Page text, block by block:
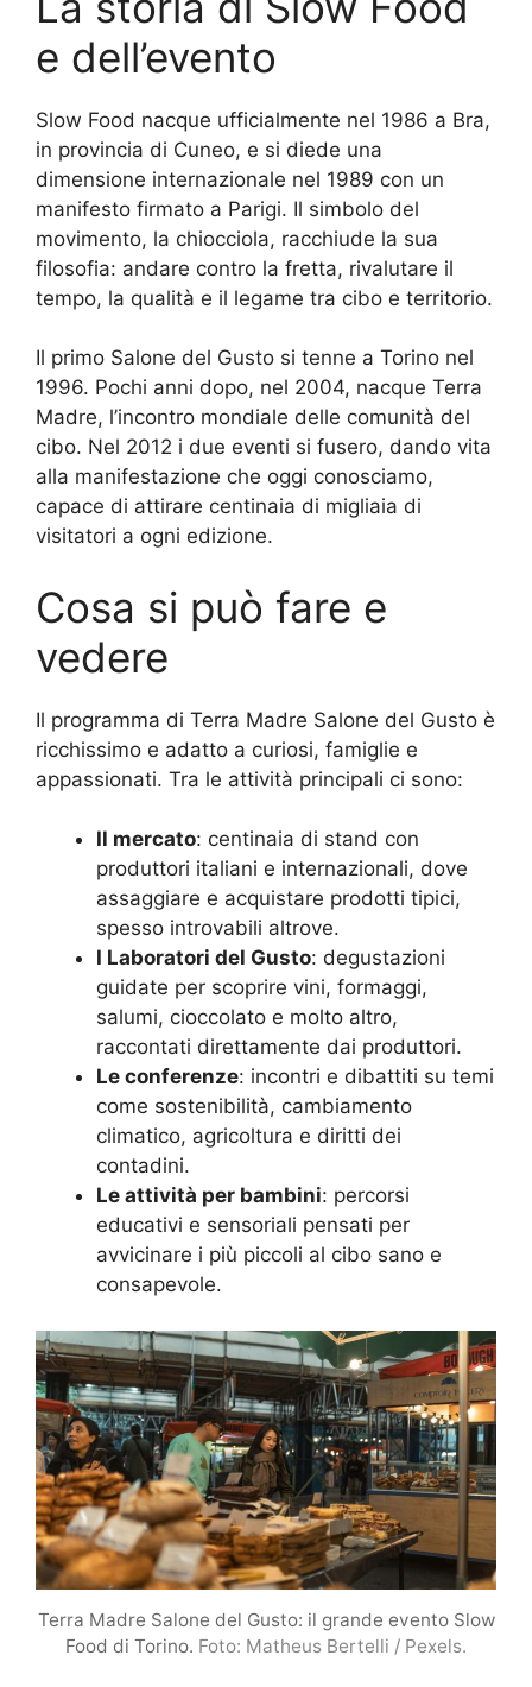
e dell’evento
Slow Food nacque ufficialmente nel 1986 a Bra,
in provincia di Cuneo, e si diede una
dimensione internazionale nel 1989 con un
manifesto firmato a Parigi. Il simbolo del
movimento, la chiocciola, racchiude la sua
filosofia: andare contro la fretta, rivalutare il
tempo, la qualità e il legame tra cibo e territorio.
Il primo Salone del Gusto si tenne a Torino nel
1996. Pochi anni dopo, nel 2004, nacque Terra
Madre, l’incontro mondiale delle comunità del
cibo. Nel 2012 i due eventi si fusero, dando vita
alla manifestazione che oggi conosciamo,
capace di attirare centinaia di migliaia di
visitatori a ogni edizione.
Cosa si può fare e
vedere
Il programma di Terra Madre Salone del Gusto è
ricchissimo e adatto a curiosi, famiglie e
appassionati. Tra le attività principali ci sono:
Il mercato: centinaia di stand con
produttori italiani e internazionali, dove
assaggiare e acquistare prodotti tipici,
spesso introvabili altrove.
I Laboratori del Gusto: degustazioni
guidate per scoprire vini, formaggi,
salumi, cioccolato e molto altro,
raccontati direttamente dai produttori.
Le conferenze: incontri e dibattiti su temi
come sostenibilità, cambiamento
climatico, agricoltura e diritti dei
contadini.
Le attività per bambini: percorsi
educativi e sensoriali pensati per
avvicinare i più piccoli al cibo sano e
consapevole.
Terra Madre Salone del Gusto: il grande evento Slow
Food di Torino. Foto: Matheus Bertelli / Pexels.